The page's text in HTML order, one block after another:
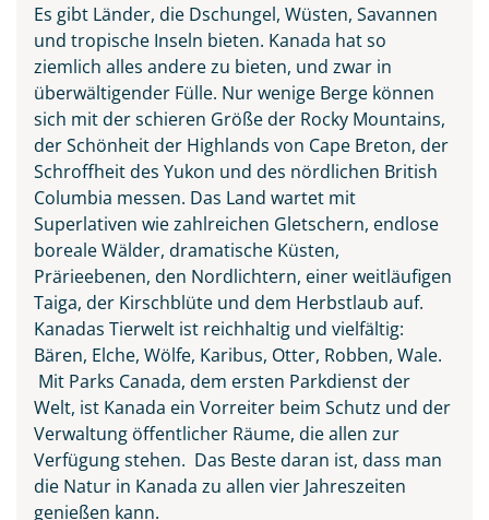
Niagarafälle
Es gibt Länder, die Dschungel, Wüsten, Savannen
und tropische Inseln bieten. Kanada hat so
ziemlich alles andere zu bieten, und zwar in
überwältigender Fülle. Nur wenige Berge können
sich mit der schieren Größe der Rocky Mountains,
der Schönheit der Highlands von Cape Breton, der
Schroffheit des Yukon und des nördlichen British
Columbia messen. Das Land wartet mit
Superlativen wie zahlreichen Gletschern, endlose
boreale Wälder, dramatische Küsten,
Prärieebenen, den Nordlichtern, einer weitläufigen
Taiga, der Kirschblüte und dem Herbstlaub auf.
Kanadas Tierwelt ist reichhaltig und vielfältig:
Bären, Elche, Wölfe, Karibus, Otter, Robben, Wale.
Mit Parks Canada, dem ersten Parkdienst der
Welt, ist Kanada ein Vorreiter beim Schutz und der
Verwaltung öffentlicher Räume, die allen zur
Verfügung stehen. Das Beste daran ist, dass man
die Natur in Kanada zu allen vier Jahreszeiten
genießen kann.